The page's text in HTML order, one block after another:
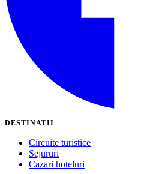
DESTINATII
Circuite turistice
Sejururi
Cazari hoteluri